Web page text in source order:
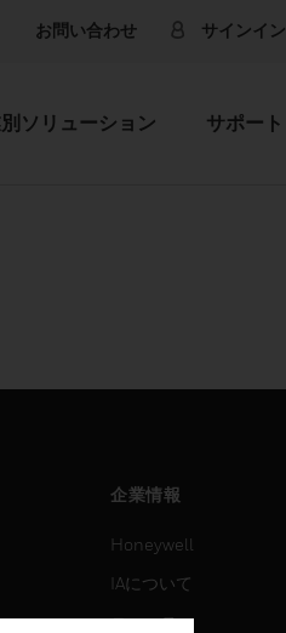
お問い合わせ サインイン
ソリューション サポート
企業情報
Honeywell
IAについて
ニュース